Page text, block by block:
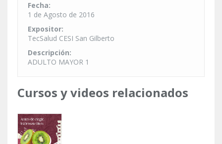
Fecha:
1 de Agosto de 2016
Expositor:
TecSalud CESI San Gilberto
Descripción:
ADULTO MAYOR 1
Cursos y videos relacionados